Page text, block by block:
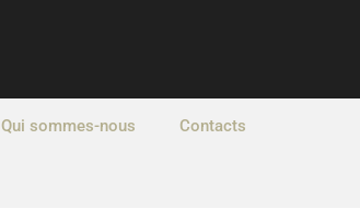
Qui sommes-nous Contacts